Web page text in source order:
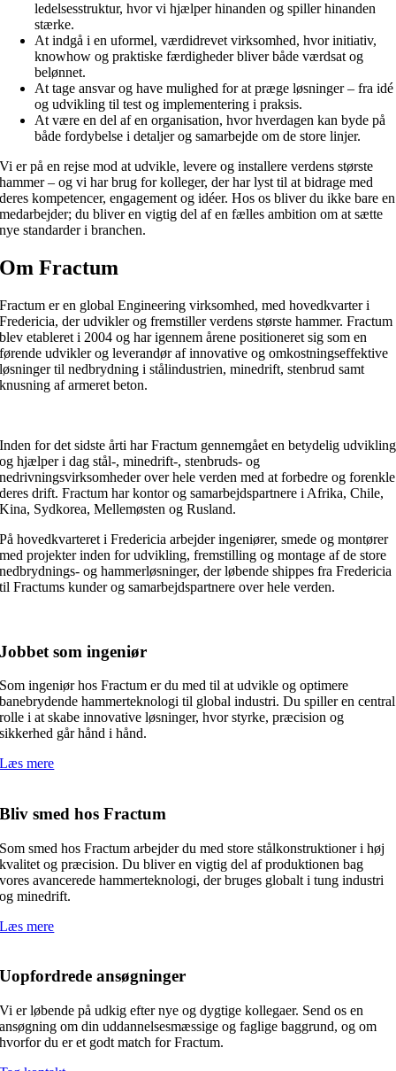
ledelsesstruktur, hvor vi hjælper hinanden og spiller hinanden
stærke.
At indgå i en uformel, værdidrevet virksomhed, hvor initiativ,
knowhow og praktiske færdigheder bliver både værdsat og
belønnet.
At tage ansvar og have mulighed for at præge løsninger – fra idé
og udvikling til test og implementering i praksis.
At være en del af en organisation, hvor hverdagen kan byde på
både fordybelse i detaljer og samarbejde om de store linjer.
Vi er på en rejse mod at udvikle, levere og installere verdens største
hammer – og vi har brug for kolleger, der har lyst til at bidrage med
deres kompetencer, engagement og idéer. Hos os bliver du ikke bare en
medarbejder; du bliver en vigtig del af en fælles ambition om at sætte
nye standarder i branchen.
Om Fractum
Fractum er en global Engineering virksomhed, med hovedkvarter i
Fredericia, der udvikler og fremstiller verdens største hammer. Fractum
blev etableret i 2004 og har igennem årene positioneret sig som en
førende udvikler og leverandør af innovative og omkostningseffektive
løsninger til nedbrydning i stålindustrien, minedrift, stenbrud samt
knusning af armeret beton.
Inden for det sidste årti har Fractum gennemgået en betydelig udvikling
og hjælper i dag stål-, minedrift-, stenbruds- og
nedrivningsvirksomheder over hele verden med at forbedre og forenkle
deres drift. Fractum har kontor og samarbejdspartnere i Afrika, Chile,
Kina, Sydkorea, Mellemøsten og Rusland.
På hovedkvarteret i Fredericia arbejder ingeniører, smede og montører
med projekter inden for udvikling, fremstilling og montage af de store
nedbrydnings- og hammerløsninger, der løbende shippes fra Fredericia
til Fractums kunder og samarbejdspartnere over hele verden.
Jobbet som ingeniør
Som ingeniør hos Fractum er du med til at udvikle og optimere
banebrydende hammerteknologi til global industri. Du spiller en central
rolle i at skabe innovative løsninger, hvor styrke, præcision og
sikkerhed går hånd i hånd.
Læs mere
Bliv smed hos Fractum
Som smed hos Fractum arbejder du med store stålkonstruktioner i høj
kvalitet og præcision. Du bliver en vigtig del af produktionen bag
vores avancerede hammerteknologi, der bruges globalt i tung industri
og minedrift.
Læs mere
Uopfordrede ansøgninger
Vi er løbende på udkig efter nye og dygtige kollegaer. Send os en
ansøgning om din uddannelsesmæssige og faglige baggrund, og om
hvorfor du er et godt match for Fractum.